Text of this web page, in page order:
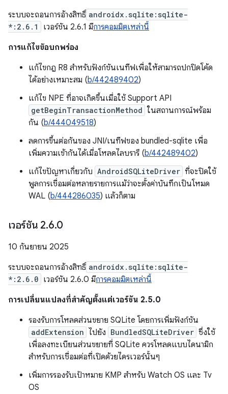
ระบบจะถอนการอ้างสิทธิ์ androidx.sqlite:sqlite-
*:2.6.1
เวอร์ชัน 2.6.1 มีการคอมมิตเหล่านี้
การแก้ไขข้อบกพร่อง
แก้ไขกฎ R8 สำหรับฟังก์ชันเนทีฟเพื่อให้สามารถปกปิดโค้ด
ได้อย่างเหมาะสม (b/442489402)
แก้ไข NPE ที่อาจเกิดขึ้นเมื่อใช้ Support API
getBeginTransactionMethod ในสถานการณ์พร้อม
กัน (b/444049518)
ลดการขึ้นต่อกันของ JNI/เนทีฟของ bundled-sqlite เพื่อ
เพิ่มความเข้ากันได้เมื่อโหลดไลบรารี (b/442489402)
แก้ไขปัญหาเกี่ยวกับ AndroidSQLiteDriver ที่จะปิดใช้
พูลการเชื่อมต่อหลายรายการแม้ว่าจะตั้งค่าบันทึกเป็นโหมด
WAL (b/444286035) แล้วก็ตาม
เวอร์ชัน 2.6.0
10 กันยายน 2025
ระบบจะถอนการอ้างสิทธิ์ androidx.sqlite:sqlite-
*:2.6.0 เวอร์ชัน 2.6.0 มีการคอมมิตเหล่านี้
การเปลี่ยนแปลงที่สำคัญตั้งแต่เวอร์ชัน 2.5.0
รองรับการโหลดส่วนขยาย SQLite โดยการเพิ่มฟังก์ชัน
addExtension ไปยัง BundledSQLiteDriver ซึ่งใช้
เพื่อลงทะเบียนส่วนขยายที่ SQLite ควรโหลดแบบไดนามิก
สำหรับการเชื่อมต่อที่เปิดด้วยไดรเวอร์นั้นๆ
เพิ่มการรองรับเป้าหมาย KMP สำหรับ Watch OS และ Tv
OS